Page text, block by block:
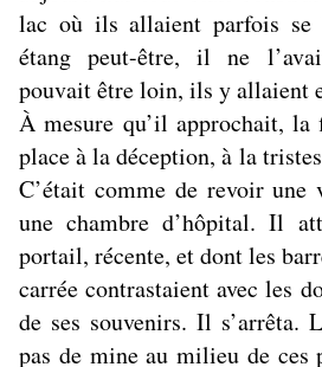
lac où ils allaient parfois se
étang peut-être, il ne
pouvait être loin, ils y allaient
À mesure qu’il approchait,
place à la déception, à la
C’était comme de revoir une
une chambre d’hôpital. Il
portail, récente, et dont les
carrée contrastaient avec les
de ses souvenirs. Il s’arrêta.
pas de mine au milieu de ces